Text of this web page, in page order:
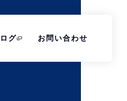
グ お問い合わせ